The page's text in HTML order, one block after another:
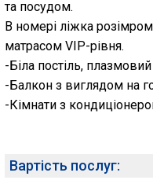
та посудом.
В номері ліжка
матрасом VIP-рівня.
-Біла постіль,
-Балкон з виглядом на
-Кімнати з
Вартість послуг: